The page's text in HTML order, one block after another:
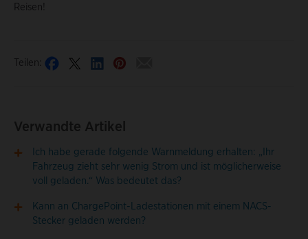
Reisen!
Teilen:
Verwandte Artikel
Ich habe gerade folgende Warnmeldung erhalten: „Ihr
Fahrzeug zieht sehr wenig Strom und ist möglicherweise
voll geladen.“ Was bedeutet das?
Kann an ChargePoint-Ladestationen mit einem NACS-
Stecker geladen werden?